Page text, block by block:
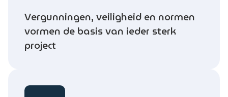
Vergunningen, veiligheid en normen
vormen de basis van ieder sterk
project